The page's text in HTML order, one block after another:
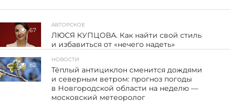
67
АВТОРСКОЕ
ЛЮСЯ КУПЦОВА. Как найти свой стиль
и избавиться от «нечего надеть»
82
НОВОСТИ
Тёплый антициклон сменится дождями
и северным ветром: прогноз погоды
в Новгородской области на неделю —
московский метеоролог